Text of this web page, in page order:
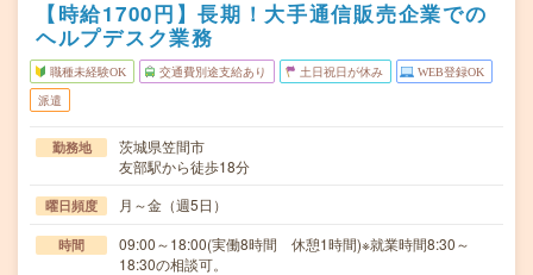
【時給1700円】長期！大手通信販売企業での
ヘルプデスク業務
職種未経験OK 交通費別途支給あり 土日祝日が休み WEB登録OK
派遣
勤務地
茨城県笠間市
友部駅から徒歩18分
曜日頻度 月～金（週5日）
時間
09:00～18:00(実働8時間 休憩1時間)※就業時間8:30～
18:30の相談可。